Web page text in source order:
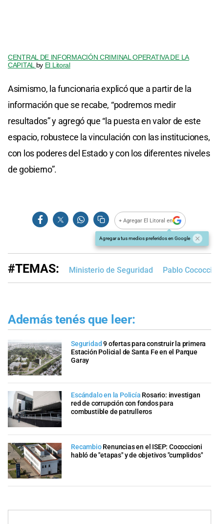
CENTRAL DE INFORMACIÓN CRIMINAL OPERATIVA DE LA
CAPITAL by El Litoral
Asimismo, la funcionaria explicó que a partir de la
información que se recabe, “podremos medir
resultados” y agregó que “la puesta en valor de este
espacio, robustece la vinculación con las instituciones,
con los poderes del Estado y con los diferentes niveles
de gobierno”.
+ Agregar El Litoral en
Agregar a tus medios preferidos en Google
#TEMAS: Ministerio de Seguridad Pablo
Además tenés que leer:
Seguridad 9 ofertas para construir la primera
Estación Policial de Santa Fe en el Parque
Garay
Escándalo en la Policía Rosario: investigan
red de corrupción con fondos para
combustible de patrulleros
Recambio Renuncias en el ISEP: Cococcioni
habló de "etapas" y de objetivos "cumplidos"